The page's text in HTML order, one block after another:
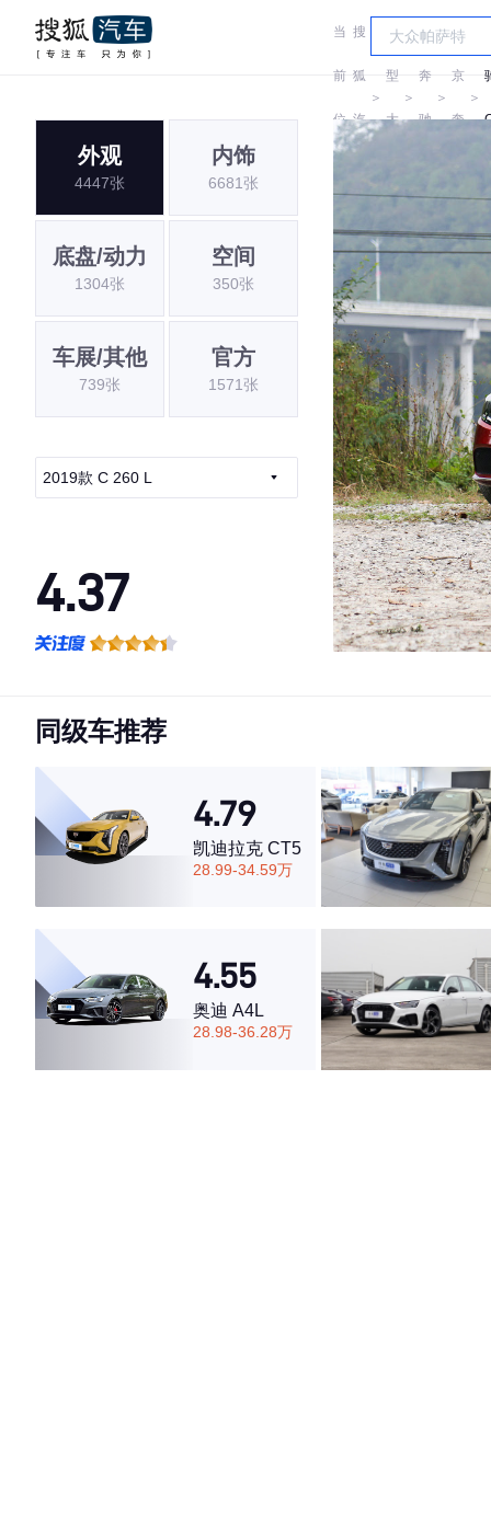
当
前
位
搜
狐
汽
＞
车
型
大
＞
奔
驰
＞
北
京
奔
＞
外观
4447张
内饰
6681张
底盘/动力
1304张
空间
350张
车展/其他
739张
官方
1571张
2019款 C 260 L
4.37
·空间表现一般，低于73%同级车
同级车推荐
4.79
凯迪拉克 CT5
28.99-34.59万
4.55
奥迪 A4L
28.98-36.28万